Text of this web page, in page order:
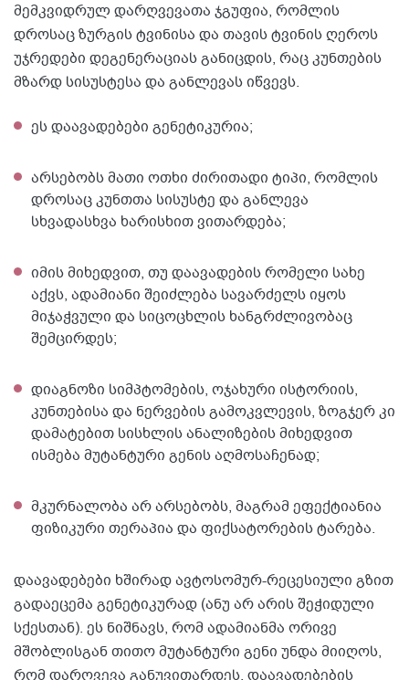
მემკვიდრულ დარღვევათა ჯგუფია, რომლის
დროსაც ზურგის ტვინისა და თავის ტვინის ღეროს
უჯრედები დეგენერაციას განიცდის, რაც კუნთების
მზარდ სისუსტესა და განლევას იწვევს.
ეს დაავადებები გენეტიკურია;
არსებობს მათი ოთხი ძირითადი ტიპი, რომლის
დროსაც კუნთთა სისუსტე და განლევა
სხვადასხვა ხარისხით ვითარდება;
იმის მიხედვით, თუ დაავადების რომელი სახე
აქვს, ადამიანი შეიძლება სავარძელს იყოს
მიჯაჭვული და სიცოცხლის ხანგრძლივობაც
შემცირდეს;
დიაგნოზი სიმპტომების, ოჯახური ისტორიის,
კუნთებისა და ნერვების გამოკვლევის, ზოგჯერ კი
დამატებით სისხლის ანალიზების მიხედვით
ისმება მუტანტური გენის აღმოსაჩენად;
მკურნალობა არ არსებობს, მაგრამ ეფექტიანია
ფიზიკური თერაპია და ფიქსატორების ტარება.
დაავადებები ხშირად ავტოსომურ-რეცესიული გზით
გადაეცემა გენეტიკურად (ანუ არ არის შეჭიდული
სქესთან). ეს ნიშნავს, რომ ადამიანმა ორივე
მშობლისგან თითო მუტანტური გენი უნდა მიიღოს,
რომ დარღვევა განუვითარდეს. დაავადებების